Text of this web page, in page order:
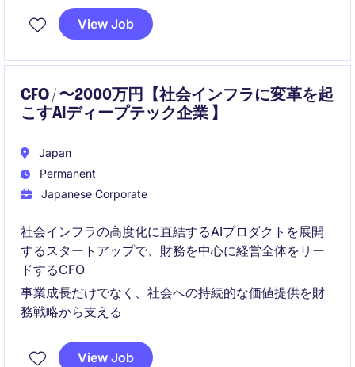
View Job
CFO / 〜2000万円【社会インフラに変革を起
こすAIディープテック企業 】
Japan
Permanent
Japanese Corporate
社会インフラの高度化に直結するAIプロダクトを展開
するスタートアップで、財務を中心に経営全体をリー
ドするCFO
事業成長だけでなく、社会への持続的な価値提供を財
務戦略から支える
View Job